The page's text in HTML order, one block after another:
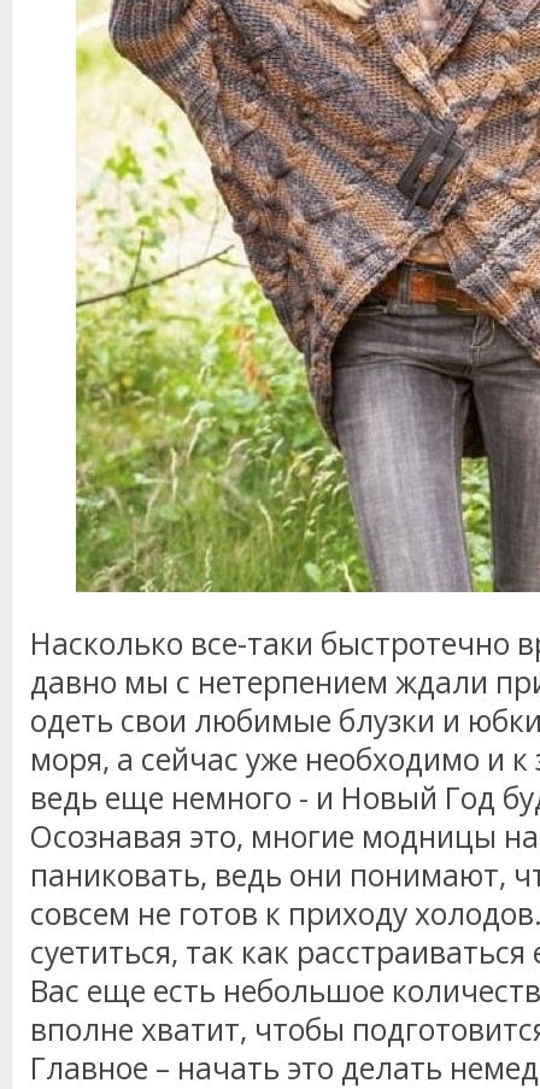
Насколько все-таки быстротечно
давно мы с нетерпением ждали
одеть свои любимые блузки и
моря, а сейчас уже необходимо и к
ведь еще немного - и Новый Год
Осознавая это, многие модницы
паниковать, ведь они понимают,
совсем не готов к приходу
суетиться, так как
Вас еще есть небольшое
вполне хватит, чтобы
Главное – начать это делать